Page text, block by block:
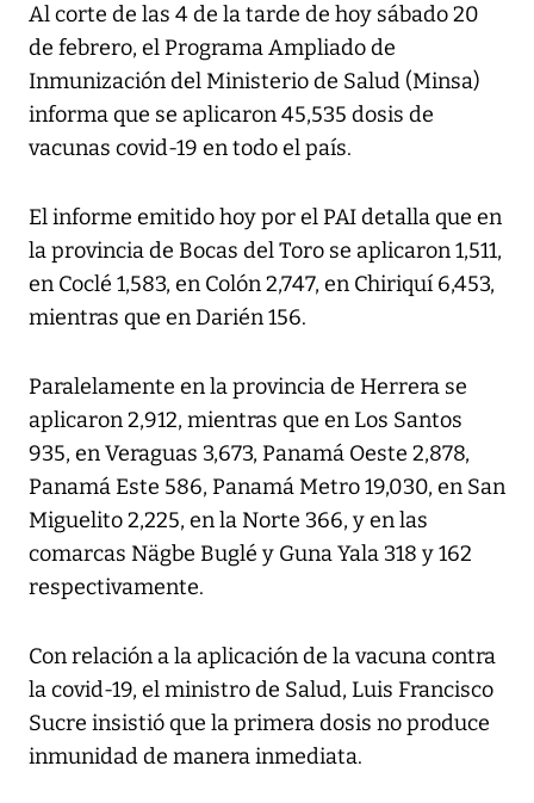
Al corte de las 4 de la tarde de hoy sábado 20
de febrero, el Programa Ampliado de
Inmunización del Ministerio de Salud (Minsa)
informa que se aplicaron 45,535 dosis de
vacunas covid-19 en todo el país.
El informe emitido hoy por el PAI detalla que en
la provincia de Bocas del Toro se aplicaron 1,511,
en Coclé 1,583, en Colón 2,747, en Chiriquí 6,453,
mientras que en Darién 156.
Paralelamente en la provincia de Herrera se
aplicaron 2,912, mientras que en Los Santos
935, en Veraguas 3,673, Panamá Oeste 2,878,
Panamá Este 586, Panamá Metro 19,030, en San
Miguelito 2,225, en la Norte 366, y en las
comarcas Nägbe Buglé y Guna Yala 318 y 162
respectivamente.
Con relación a la aplicación de la vacuna contra
la covid-19, el ministro de Salud, Luis Francisco
Sucre insistió que la primera dosis no produce
inmunidad de manera inmediata.